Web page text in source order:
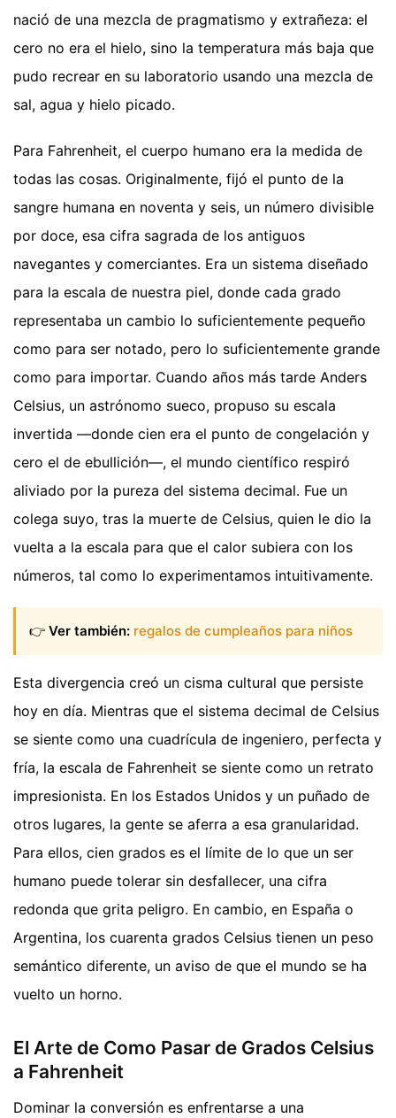
nació de una mezcla de pragmatismo y extrañeza: el
cero no era el hielo, sino la temperatura más baja que
pudo recrear en su laboratorio usando una mezcla de
sal, agua y hielo picado.
Para Fahrenheit, el cuerpo humano era la medida de
todas las cosas. Originalmente, fijó el punto de la
sangre humana en noventa y seis, un número divisible
por doce, esa cifra sagrada de los antiguos
navegantes y comerciantes. Era un sistema diseñado
para la escala de nuestra piel, donde cada grado
representaba un cambio lo suficientemente pequeño
como para ser notado, pero lo suficientemente grande
como para importar. Cuando años más tarde Anders
Celsius, un astrónomo sueco, propuso su escala
invertida —donde cien era el punto de congelación y
cero el de ebullición—, el mundo científico respiró
aliviado por la pureza del sistema decimal. Fue un
colega suyo, tras la muerte de Celsius, quien le dio la
vuelta a la escala para que el calor subiera con los
números, tal como lo experimentamos intuitivamente.
👉 Ver también: regalos de cumpleaños para niños
Esta divergencia creó un cisma cultural que persiste
hoy en día. Mientras que el sistema decimal de Celsius
se siente como una cuadrícula de ingeniero, perfecta y
fría, la escala de Fahrenheit se siente como un retrato
impresionista. En los Estados Unidos y un puñado de
otros lugares, la gente se aferra a esa granularidad.
Para ellos, cien grados es el límite de lo que un ser
humano puede tolerar sin desfallecer, una cifra
redonda que grita peligro. En cambio, en España o
Argentina, los cuarenta grados Celsius tienen un peso
semántico diferente, un aviso de que el mundo se ha
vuelto un horno.
El Arte de Como Pasar de Grados Celsius
a Fahrenheit
Dominar la conversión es enfrentarse a una